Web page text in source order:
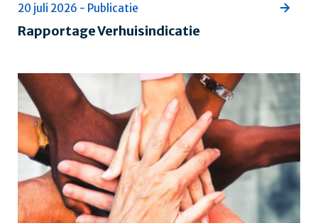
Rapportage Verhuisindicatie
20 juli 2026 - Publicatie